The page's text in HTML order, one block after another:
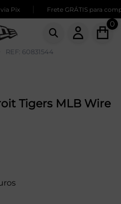
Pix Frete GRÁTIS para
0
REF: 60831544
Tigers MLB Wire